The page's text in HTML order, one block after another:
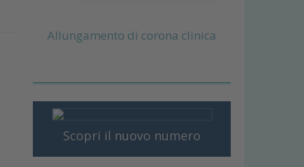
Allungamento di corona clinica
Scopri il nuovo numero